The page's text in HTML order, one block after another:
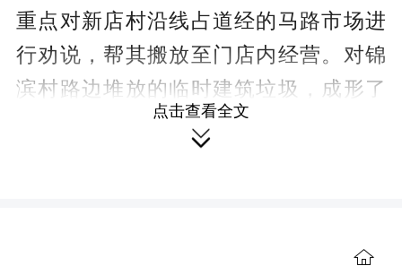
重点对新店村沿线占道经的马路市场进
行劝说，帮其搬放至门店内经营。对锦
滨村路边堆放的临时建筑垃圾，成形了
党员干部带头干，群众自觉参与的良好
点击查看全文
